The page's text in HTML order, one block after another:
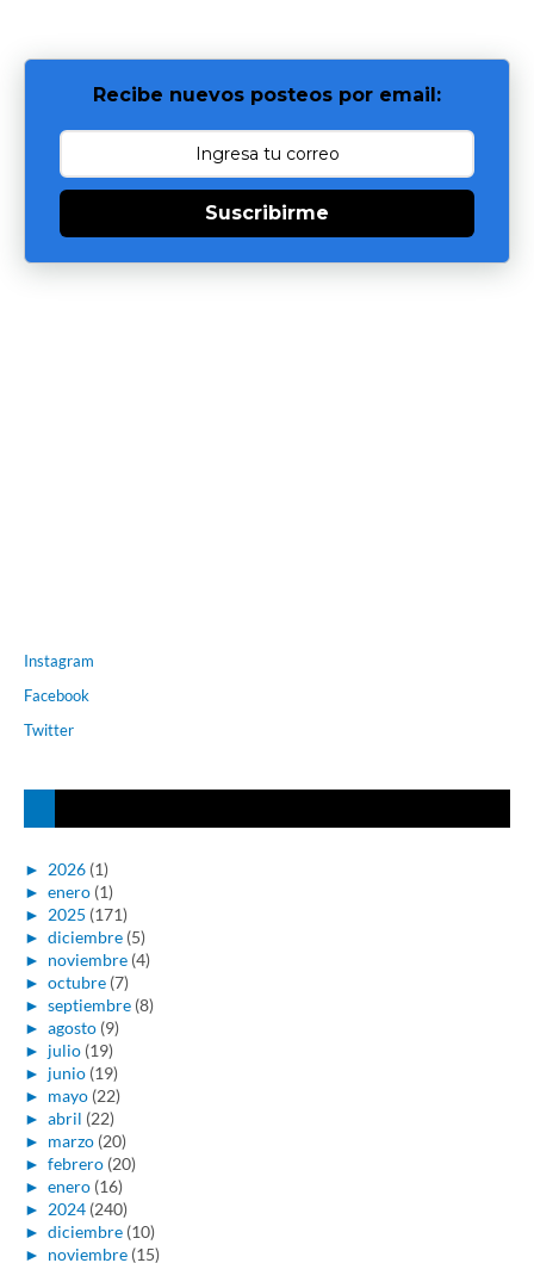
Recibe nuevos posteos por email:
Suscribirme
Instagram
Facebook
Twitter
► 2026 (1)
► enero (1)
► 2025 (171)
► diciembre (5)
► noviembre (4)
► octubre (7)
► septiembre (8)
► agosto (9)
► julio (19)
► junio (19)
► mayo (22)
► abril (22)
► marzo (20)
► febrero (20)
► enero (16)
► 2024 (240)
► diciembre (10)
► noviembre (15)